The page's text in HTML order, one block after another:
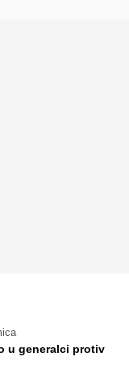
u generalci protiv